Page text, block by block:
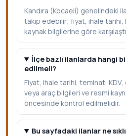
Kandıra (Kocaeli) genelindeki
takip edebilir; fiyat, ihale tarihi,
kaynak bilgilerine göre
İlçe bazlı ilanlarda hangi
edilmeli?
Fiyat, ihale tarihi, teminat,
veya araç bilgileri ve resmi
öncesinde kontrol edilmelidir.
Bu sayfadaki ilanlar ne